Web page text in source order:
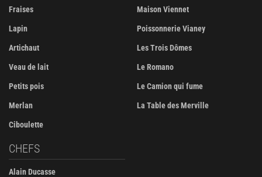
Fraises
Lapin
Artichaut
Veau de lait
Petits pois
Merlan
Ciboulette
Maison Viennet
Poissonnerie Vianey
Les Trois Dômes
Le Romano
Le Camion qui fume
La Table des Merville
CHEFS
Alain Ducasse